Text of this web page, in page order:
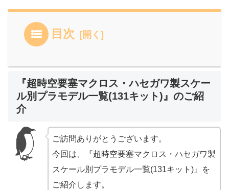
目次
『超時空要塞マクロス・ハセガワ製スケー
ル別プラモデル一覧(131キット)』のご紹
介
ご訪問ありがとうございます。
今回は、『超時空要塞マクロス・ハセガワ製
スケール別プラモデル一覧(131キット)』を
ご紹介します。